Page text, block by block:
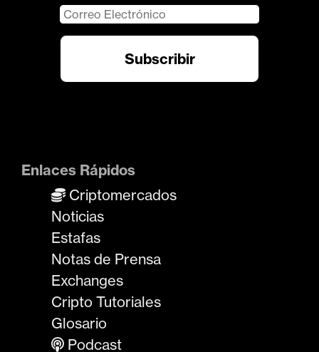
Enlaces Rápidos
Criptomercados
Noticias
Estafas
Notas de Prensa
Exchanges
Cripto Tutoriales
Glosario
Podcast